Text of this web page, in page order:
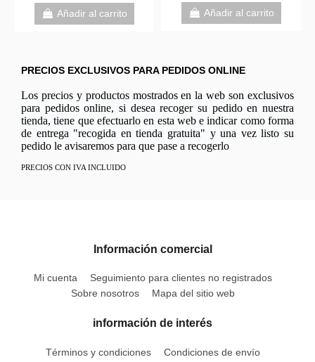
Añadir al carrito Añadir al carrito
PRECIOS EXCLUSIVOS PARA PEDIDOS ONLINE
Los precios y productos mostrados en la web son exclusivos
para pedidos online, si desea recoger su pedido en nuestra
tienda, tiene que efectuarlo en esta web e indicar como forma
de entrega "recogida en tienda gratuita" y una vez listo su
pedido le avisaremos para que pase a recogerlo
PRECIOS CON IVA INCLUIDO
Información comercial
Mi cuenta
Seguimiento para clientes no registrados
Sobre nosotros
Mapa del sitio web
información de interés
Términos y condiciones Condiciones de envío